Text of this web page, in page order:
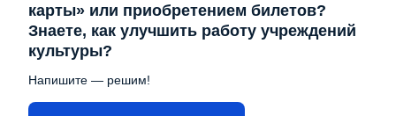
карты» или приобретением билетов?
Знаете, как улучшить работу учреждений
культуры?
Напишите — решим!